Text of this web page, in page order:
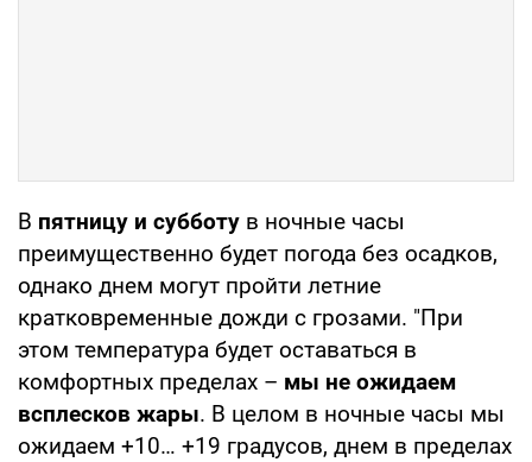
В пятницу и субботу в ночные часы
преимущественно будет погода без осадков,
однако днем могут пройти летние
кратковременные дожди с грозами. "При
этом температура будет оставаться в
комфортных пределах – мы не ожидаем
всплесков жары. В целом в ночные часы мы
ожидаем +10… +19 градусов, днем в пределах